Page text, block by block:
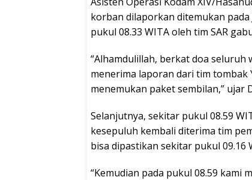
korban dilaporkan ditemukan
pukul 08.33 WITA oleh tim SAR
“Alhamdulillah, berkat doa seluruh
menerima laporan dari tim tombak
menemukan paket sembilan,” ujar
Selanjutnya, sekitar pukul 08.59
kesepuluh kembali diterima tim
bisa dipastikan sekitar pukul 09.16
“Kemudian pada pukul 08.59 kami